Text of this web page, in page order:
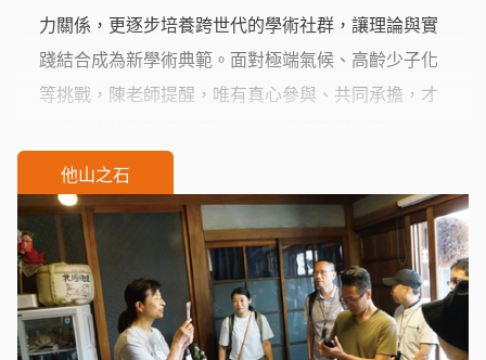
力關係，更逐步培養跨世代的學術社群，讓理論與實
踐結合成為新學術典範。面對極端氣候、高齡少子化
等挑戰，陳老師提醒，唯有真心參與、共同承擔，才
他山之石